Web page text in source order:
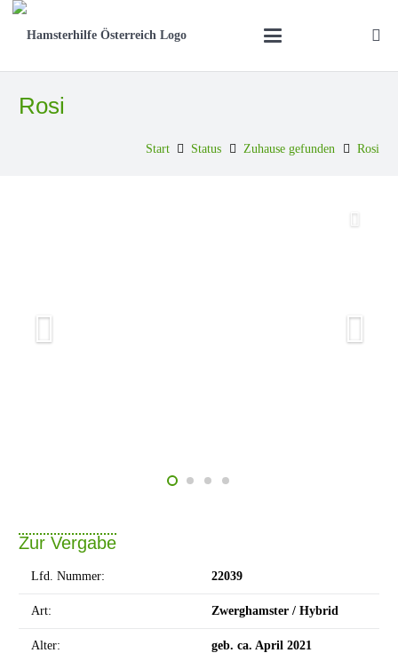
Rosi
Start Status Zuhause gefunden Rosi
Zur Vergabe
Lfd. Nummer: 22039
Art: Zwerghamster / Hybrid
Alter: geb. ca. April 2021